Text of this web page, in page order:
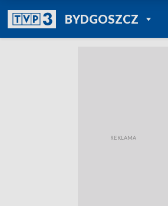
BYDGOSZCZPOWRÓT DO
TVP REGIONY